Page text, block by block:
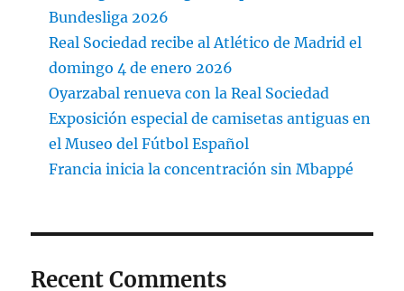
Bundesliga 2026
Real Sociedad recibe al Atlético de Madrid el
domingo 4 de enero 2026
Oyarzabal renueva con la Real Sociedad
Exposición especial de camisetas antiguas en
el Museo del Fútbol Español
Francia inicia la concentración sin Mbappé
Recent Comments